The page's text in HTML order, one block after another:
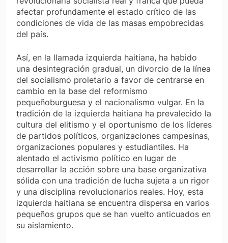
afectar profundamente el estado crítico de las
condiciones de vida de las masas empobrecidas
del país.
Así, en la llamada izquierda haitiana, ha habido
una desintegración gradual, un divorcio de la línea
del socialismo proletario a favor de centrarse en
cambio en la base del reformismo
pequeñoburguesa y el nacionalismo vulgar. En la
tradición de la izquierda haitiana ha prevalecido la
cultura del elitismo y el oportunismo de los líderes
de partidos políticos, organizaciones campesinas,
organizaciones populares y estudiantiles. Ha
alentado el activismo político en lugar de
desarrollar la acción sobre una base organizativa
sólida con una tradición de lucha sujeta a un rigor
y una disciplina revolucionarios reales. Hoy, esta
izquierda haitiana se encuentra dispersa en varios
pequeños grupos que se han vuelto anticuados en
su aislamiento.